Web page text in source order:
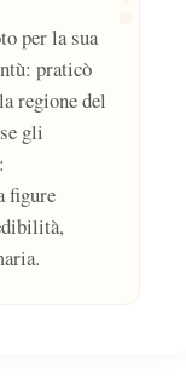
per la sua
praticò
regione del
gli
figure